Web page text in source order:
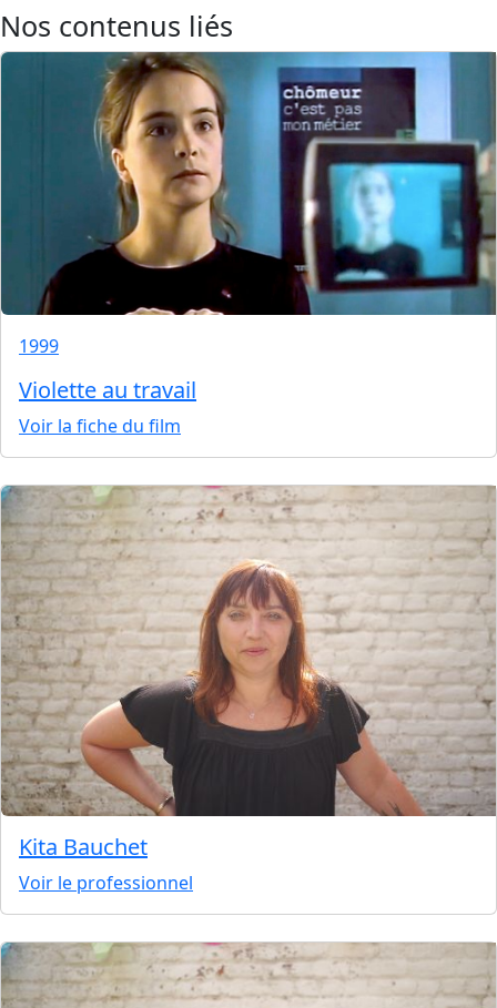
Nos contenus liés
1999
Violette au travail
Voir la fiche du film
Kita Bauchet
Voir le professionnel